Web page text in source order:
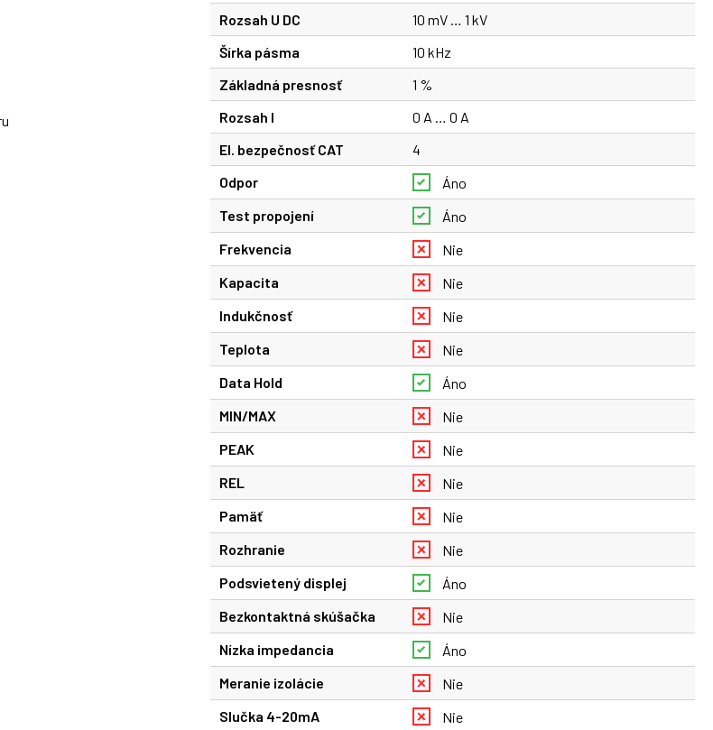
Rozsah U DC
10 mV … 1 kV
Šírka pásma
10 kHz
Základná presnosť
1 %
Rozsah I
0 A … 0 A
El. bezpečnosť CAT
4
Odpor
Áno
Test propojení
Áno
Frekvencia
Nie
Kapacita
Nie
Indukčnosť
Nie
Teplota
Nie
Data Hold
Áno
MIN/MAX
Nie
PEAK
Nie
REL
Nie
Pamäť
Nie
Rozhranie
Nie
Podsvietený displej
Áno
Bezkontaktná skúšačka
Nie
Nízka impedancia
Áno
Meranie izolácie
Nie
Slučka 4-20mA
Nie